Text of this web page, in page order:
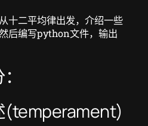
十二平均律出发，介绍一些
后编写python文件，输出
(temperament)